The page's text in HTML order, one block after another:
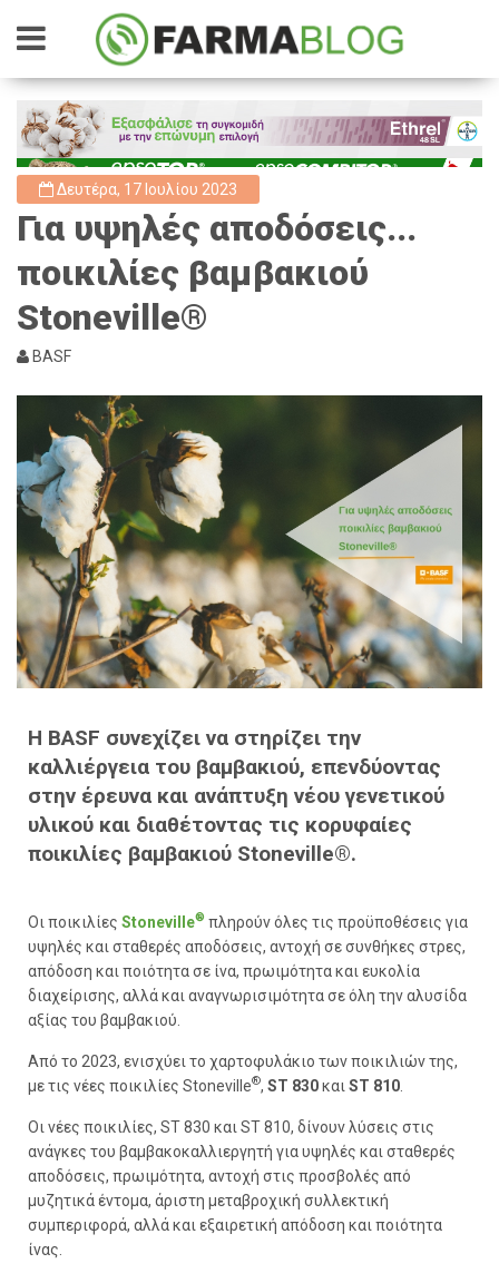
Δευτέρα, 17 Ιουλίου 2023
Για υψηλές αποδόσεις...
ποικιλίες βαμβακιού
Stoneville®
BASF
H BASF συνεχίζει να στηρίζει την
καλλιέργεια του βαμβακιού, επενδύοντας
στην έρευνα και ανάπτυξη νέου γενετικού
υλικού και διαθέτοντας τις κορυφαίες
ποικιλίες βαμβακιού Stoneville®.
Οι ποικιλίες Stoneville® πληρούν όλες τις προϋποθέσεις για
υψηλές και σταθερές αποδόσεις, αντοχή σε συνθήκες στρες,
απόδοση και ποιότητα σε ίνα, πρωιμότητα και ευκολία
διαχείρισης, αλλά και αναγνωρισιμότητα σε όλη την αλυσίδα
αξίας του βαμβακιού.
Από το 2023, ενισχύει το χαρτοφυλάκιο των ποικιλιών της,
με τις νέες ποικιλίες Stoneville®, ST 830και ST 810
Οι νέες ποικιλίες, ST 830 και ST 810, δίνουν λύσεις στις
ανάγκες του βαμβακοκαλλιεργητή για υψηλές και σταθερές
αποδόσεις, πρωιμότητα, αντοχή στις προσβολές από
μυζητικά έντομα, άριστη μεταβροχική συλλεκτική
συμπεριφορά, αλλά και εξαιρετική απόδοση και ποιότητα
ίνας.